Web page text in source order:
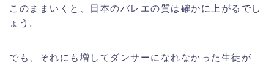
このままいくと、日本のバレエの質は確かに上がるでし
ょう。
でも、それにも増してダンサーになれなかった生徒が